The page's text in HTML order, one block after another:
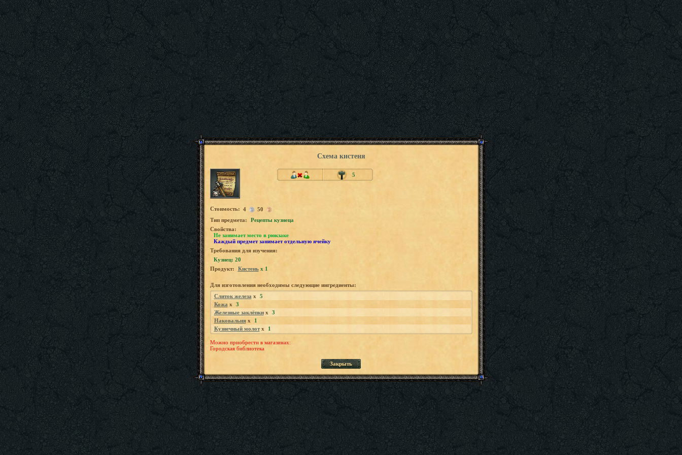
Схема кистеня
5
Стоимость: 4
50
Tип предмета:
Рецепты кузнеца
Свойства:
Не занимает место в рюкзаке
Каждый предмет занимает отдельную ячейку
Требования для изучения:
Кузнец: 20
Продукт:
Кистеньx 1
Для изготовления необходимы следующие ингредиенты:
Слиток железа x
5
Кожа x
3
Железные заклёпкиx
3
Наковальняx
1
Кузнечный молотx 1
Можно приобрести в магазинах:
Городская библиотека
Закрыть